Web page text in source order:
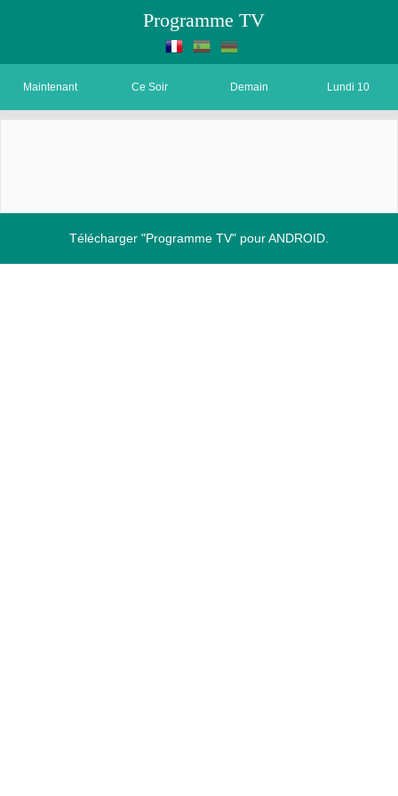
Programme TV
Maintenant Ce Soir Demain Lundi 10
Télécharger "Programme TV" pour ANDROID.